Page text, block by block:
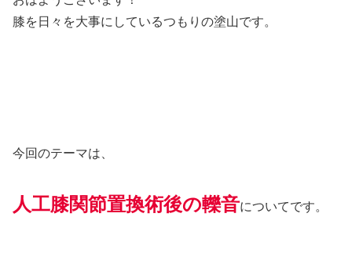
膝を日々を大事にしているつもりの塗山です。
今回のテーマは、
人工膝関節置換術後の轢音についてです。